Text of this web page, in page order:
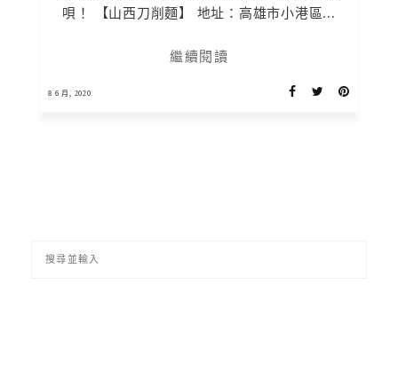
唄！ 【山西刀削麵】 地址：高雄市小港區...
繼續閱讀
8 6 月, 2020